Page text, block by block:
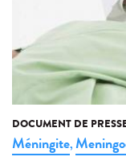
DOCUMENT DE
Méningite,